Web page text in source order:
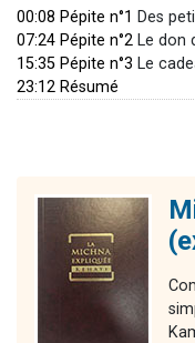
00:08 Pépite n°1 Des
07:24 Pépite n°2 Le don
15:35 Pépite n°3 Le
23:12 Résumé